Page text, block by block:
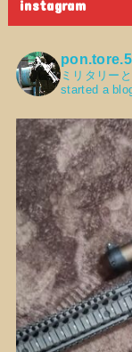
instagram
pon.tore.5
ミリタリー
started a